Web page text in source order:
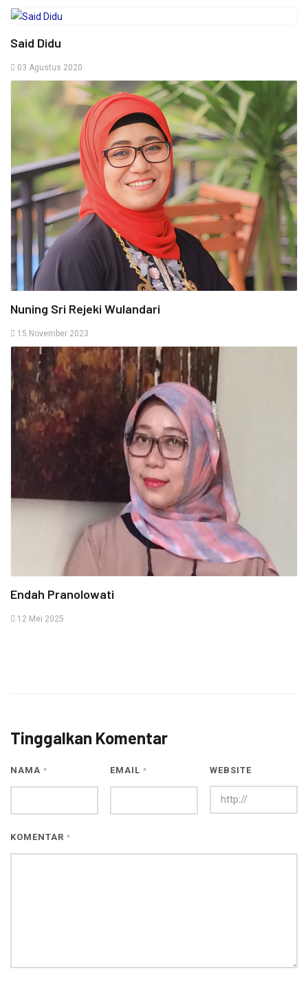
Said Didu
03 Agustus 2020
Nuning Sri Rejeki Wulandari
15 November 2023
Endah Pranolowati
12 Mei 2025
Tinggalkan Komentar
NAMA * EMAIL * WEBSITE
KOMENTAR *